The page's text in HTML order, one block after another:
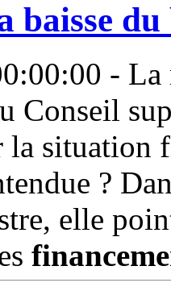
baisse du
-
Conseil
situation
?
elle